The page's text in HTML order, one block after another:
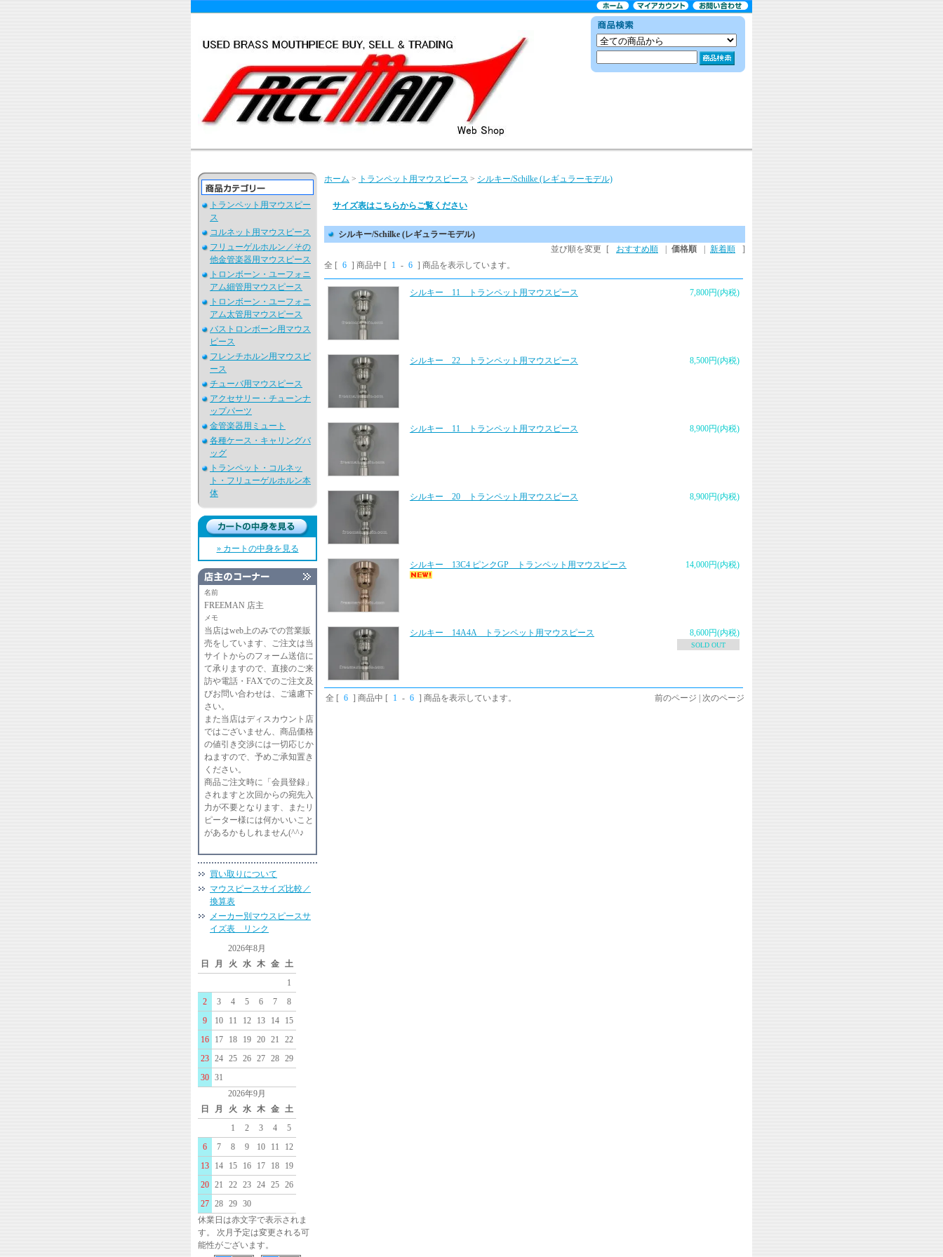
トランペット用マウスピー
ス
コルネット用マウスピース
フリューゲルホルン／その
他金管楽器用マウスピース
トロンボーン・ユーフォニ
アム細管用マウスピース
トロンボーン・ユーフォニ
アム太管用マウスピース
バストロンボーン用マウス
ピース
フレンチホルン用マウスピ
ース
チューバ用マウスピース
アクセサリー・チューンナ
ップパーツ
金管楽器用ミュート
各種ケース・キャリングバ
ッグ
トランペット・コルネッ
ト・フリューゲルホルン本
体
» カートの中身を見る
名前
FREEMAN 店主
メモ
当店はweb上のみでの営業販
売をしています、ご注文は当
サイトからのフォーム送信に
て承りますので、直接のご来
訪や電話・FAXでのご注文及
びお問い合わせは、ご遠慮下
さい。
また当店はディスカウント店
ではございません、商品価格
の値引き交渉には一切応じか
ねますので、予めご承知置き
ください。
商品ご注文時に「会員登録」
されますと次回からの宛先入
力が不要となります、またリ
ピーター様には何かいいこと
があるかもしれません(^^♪
買い取りについて
マウスピースサイズ比較／
換算表
メーカー別マウスピースサ
イズ表 リンク
2026年8月
日
月 火 水 木 金 土
1
2
3 4 5 6 7
8
9
10 11 12 13 14
15
16
17 18 19 20 21
22
23 24 25 26 27 28 29
30 31
2026年9月
日
月 火 水 木 金 土
1
2 3 4
5
6
7 8 9 10 11
12
13
14 15 16 17 18
19
20 21 22 23 24 25 26
27 28 29 30
休業日は赤文字で表示されま
す。 次月予定は変更される可
能性がございます。
ホーム > トランペット用マウスピース > シルキー/Schilke (レギュラーモデル)
サイズ表はこちらからご覧ください
シルキー/Schilke (レギュラーモデル)
並び順を変更
[ おすすめ順 価格順 新着順
]
全 [ 6 ] 商品中 [ 1 - 6 ] 商品を表示しています。
7,800円(内税)
シルキー 11 トランペット用マウスピース
8,500円(内税)
シルキー 22 トランペット用マウスピース
8,900円(内税)
シルキー 11 トランペット用マウスピース
8,900円(内税)
シルキー 20 トランペット用マウスピース
14,000円(内税)
シルキー 13C4 ピンクGP トランペット用マウスピース
8,600円(内税)
SOLD OUT
シルキー 14A4A トランペット用マウスピース
全 [ 6 ] 商品中 [ 1 - 6 ] 商品を表示しています。 前のページ | 次のページ